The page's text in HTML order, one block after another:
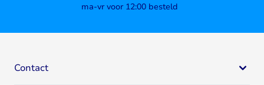
ma-vr voor 12:00 besteld
Contact